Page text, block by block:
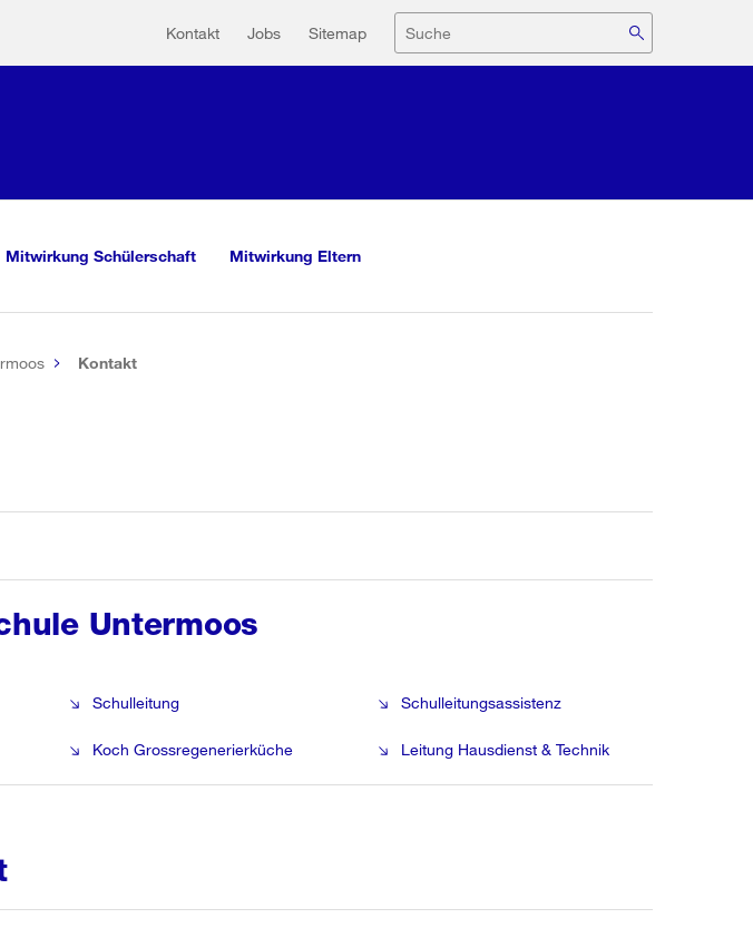
Hilfsnavigation
Kontakt Jobs Sitemap Suche
Mitwirkung Schülerschaft Mitwirkung Eltern
Kontakt
Untermoos
Schulleitung Schulleitungsassistenz
Koch Grossregenerierküche Leitung Hausdienst & Technik